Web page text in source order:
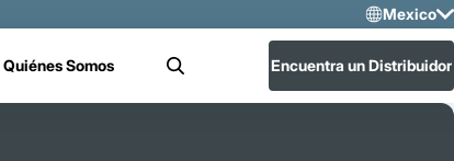
Mexico
Quiénes Somos Buscar Encuentra un Distribuidor